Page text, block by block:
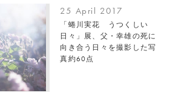
25 April 2017
「蜷川実花 うつくしい
日々」展、父・幸雄の死に
向き合う日々を撮影した写
真約60点